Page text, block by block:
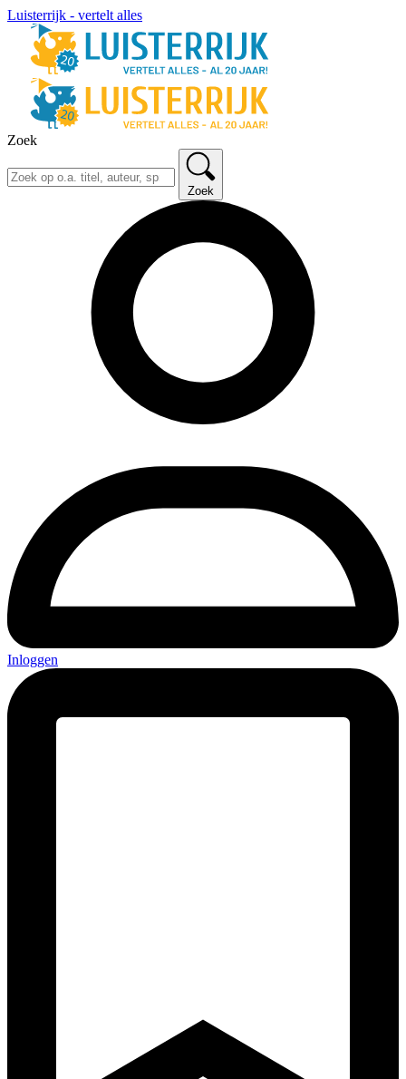
Luisterrijk - vertelt alles
Zoek
Zoek
Inloggen